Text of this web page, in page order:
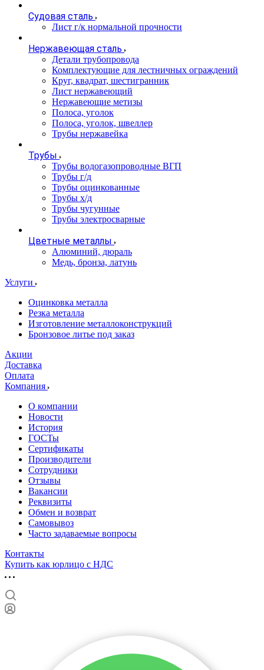
Судовая сталь
Лист г/к нормальной прочности
Нержавеющая сталь
Детали трубопровода
Комплектующие для лестничных ограждений
Круг, квадрат, шестигранник
Лист нержавеющий
Нержавеющие метизы
Полоса, уголок
Полоса, уголок, швеллер
Трубы нержавейка
Трубы
Трубы водогазопроводные ВГП
Трубы г/д
Трубы оцинкованные
Трубы х/д
Трубы чугунные
Трубы электросварные
Цветные металлы
Алюминий, дюраль
Медь, бронза, латунь
Услуги
Оцинковка металла
Резка металла
Изготовление металлоконструкций
Бронзовое литье под заказ
Акции
Доставка
Оплата
Компания
О компании
Новости
История
ГОСТы
Сертификаты
Производители
Сотрудники
Отзывы
Вакансии
Реквизиты
Обмен и возврат
Самовывоз
Часто задаваемые вопросы
Контакты
Купить как юрлицо с НДС